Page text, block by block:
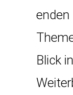
enden
Blick